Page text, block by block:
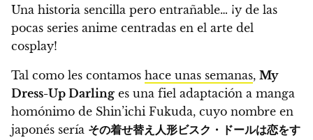
Una historia sencilla pero entrañable… ¡y de las
pocas series anime centradas en el arte del
cosplay!
Tal como les contamos hace unas semanas, My
Dress-Up Darling es una fiel adaptación a manga
homónimo de Shin’ichi Fukuda, cuyo nombre en
japonés sería その着せ替え人形ビスク・ドールは恋をす